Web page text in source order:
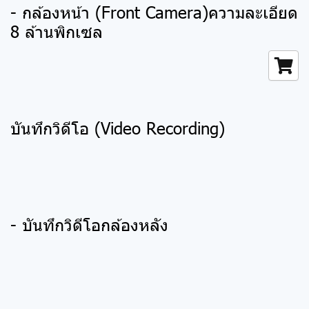
- กล้องหน้า (Front Camera)ความละเอียด
8 ล้านพิกเซล
บันทึกวิดีโอ (Video Recording)
- บันทึกวิดีโอกล้องหลัง